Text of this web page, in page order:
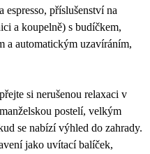
příslušenství na
a koupelně) s budíčkem,
a automatickým uzavíráním,
si nerušenou relaxaci v
postelí, velkým
se nabízí výhled do zahrady.
jako uvítací balíček,